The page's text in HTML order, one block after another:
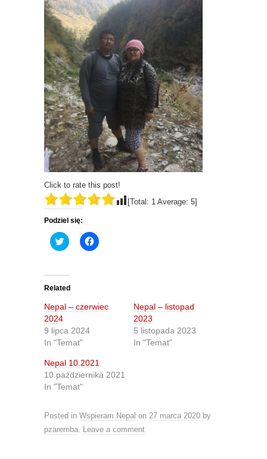
Click to rate this post!
[Total: 1 Average: 5]
Podziel się:
C
l
t
o
s
h
a
o
n
T
i
t
t
e
O
p
e
n
C
l
h
a
c
e
b
(
O
p
e
Related
Nepal – czerwiec
2024
9 lipca 2024
In "Temat"
Nepal – listopad
2023
5 listopada 2023
In "Temat"
Nepal 10.2021
10 października 2021
In "Temat"
Posted in Wspieram Nepal on 27 marca 2020 by
pzaremba. Leave a comment